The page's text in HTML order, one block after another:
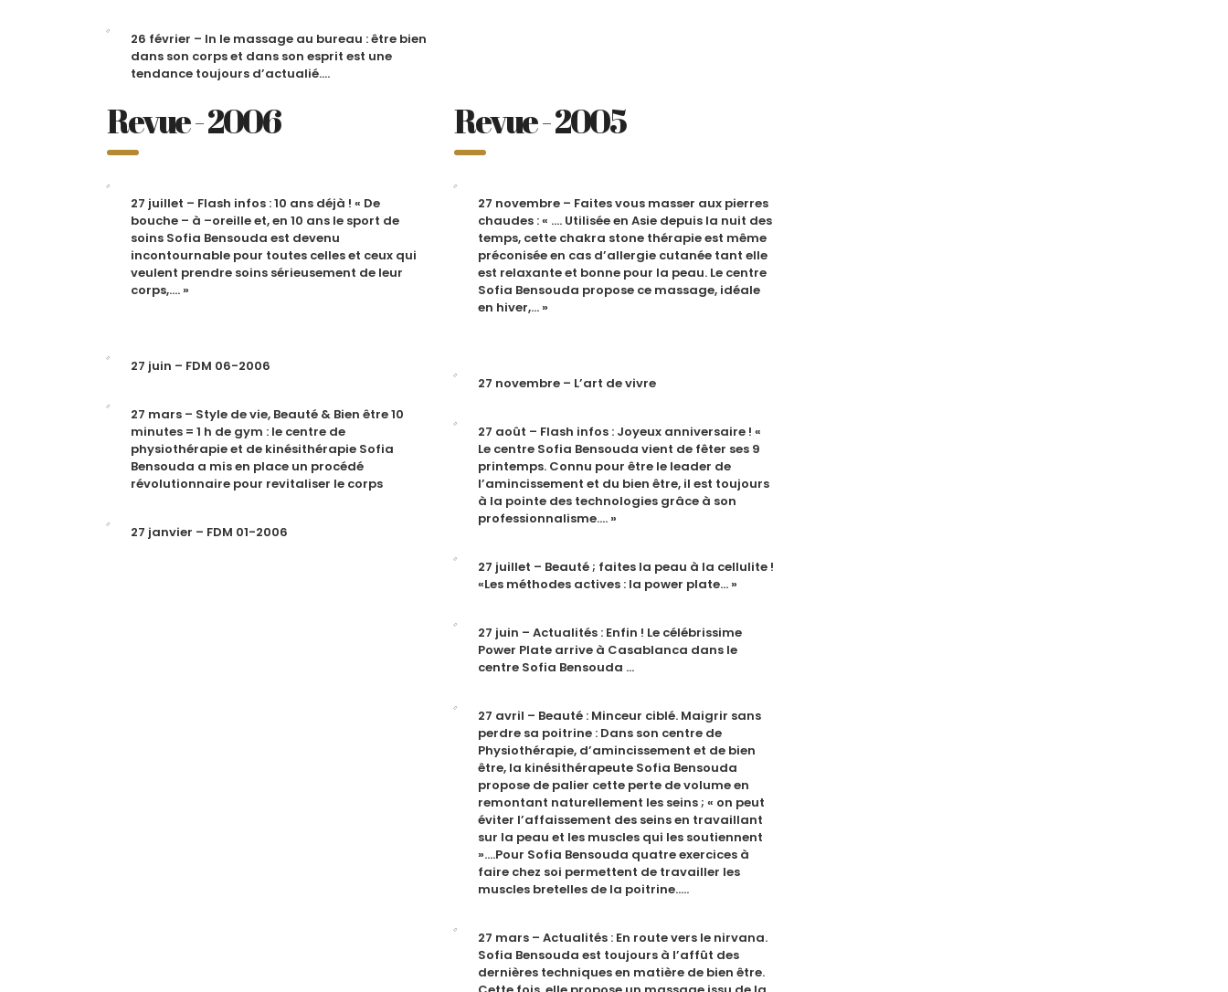
26 février – In le massage au bureau : être bien
dans son corps et dans son esprit est une
tendance toujours d’actualié….
Revue - 2006
27 juillet – Flash infos : 10 ans déjà ! « De
bouche – à –oreille et, en 10 ans le sport de
soins Sofia Bensouda est devenu
incontournable pour toutes celles et ceux qui
veulent prendre soins sérieusement de leur
corps,…. »
27 juin – FDM 06-2006
27 mars – Style de vie, Beauté & Bien être 10
minutes = 1 h de gym : le centre de
physiothérapie et de kinésithérapie Sofia
Bensouda a mis en place un procédé
révolutionnaire pour revitaliser le corps
27 janvier – FDM 01-2006
Revue - 2005
27 novembre – Faites vous masser aux pierres
chaudes : « …. Utilisée en Asie depuis la nuit des
temps, cette chakra stone thérapie est même
préconisée en cas d’allergie cutanée tant elle
est relaxante et bonne pour la peau. Le centre
Sofia Bensouda propose ce massage, idéale
en hiver,… »
27 novembre – L’art de vivre
27 août – Flash infos : Joyeux anniversaire ! «
Le centre Sofia Bensouda vient de fêter ses 9
printemps. Connu pour être le leader de
l’amincissement et du bien être, il est toujours
à la pointe des technologies grâce à son
professionnalisme…. »
27 juillet – Beauté ; faites la peau à la cellulite !
«Les méthodes actives : la power plate… »
27 juin – Actualités : Enfin ! Le célébrissime
Power Plate arrive à Casablanca dans le
centre Sofia Bensouda …
27 avril – Beauté : Minceur ciblé. Maigrir sans
perdre sa poitrine : Dans son centre de
Physiothérapie, d’amincissement et de bien
être, la kinésithérapeute Sofia Bensouda
propose de palier cette perte de volume en
remontant naturellement les seins ; « on peut
éviter l’affaissement des seins en travaillant
sur la peau et les muscles qui les soutiennent
»….Pour Sofia Bensouda quatre exercices à
faire chez soi permettent de travailler les
muscles bretelles de la poitrine…..
27 mars – Actualités : En route vers le nirvana.
Sofia Bensouda est toujours à l’affût des
dernières techniques en matière de bien être.